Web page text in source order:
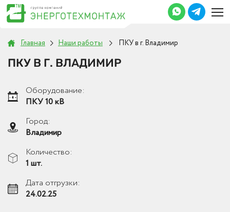
Главная Наши работы ПКУ в г. Владимир
ПКУ В Г. ВЛАДИМИР
Оборудование:
ПКУ 10 кВ
Город:
Владимир
Количество:
1 шт.
Дата отгрузки:
24.02.25